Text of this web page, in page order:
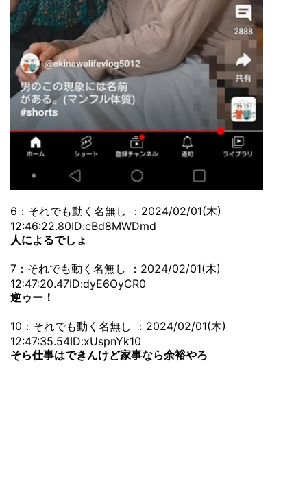
6：それでも動く名無し ：2024/02/01(木)
12:46:22.80ID:cBd8MWDmd
人によるでしょ
7：それでも動く名無し ：2024/02/01(木)
12:47:20.47ID:dyE6OyCR0
逆ゥー！
10：それでも動く名無し ：2024/02/01(木)
12:47:35.54ID:xUspnYk10
そら仕事はできんけど家事なら余裕やろ